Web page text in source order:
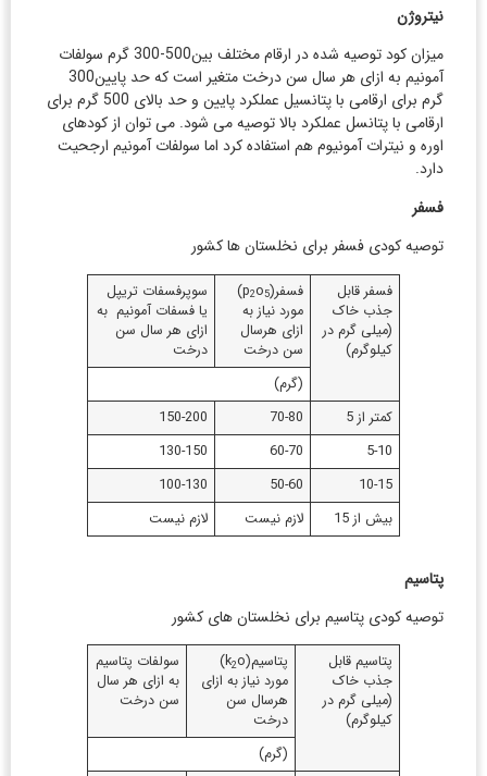
نیتروژن
میزان کود توصیه شده در ارقام مختلف بین500-300 گرم سولفات
آمونیم به ازای هر سال سن درخت متغیر است که حد پایین300
گرم برای ارقامی با پتانسیل عملکرد پایین و حد بالای 500 گرم برای
ارقامی با پتانسل عملکرد بالا توصیه می شود. می توان از کودهای
اوره و نیترات آمونیوم هم استفاده کرد اما سولفات آمونیم ارجحیت
دارد.
فسفر
توصیه کودی فسفر برای نخلستان ها کشور
فسفر قابل
جذب خاک
(میلی گرم در
کیلوگرم)
فسفر(p 2o5
)
مورد نیاز به
ازای هرسال
سن درخت
سوپرفسفات تریپل
یا فسفات آمونیم به
ازای هر سال سن
درخت
(گرم)
کمتر از 5
70-80
150-200
5-10
60-70
130-150
10-15
50-60
100-130
بیش از 15
لازم نیست لازم نیست
پتاسیم
توصیه کودی پتاسیم برای نخلستان های کشور
پتاسیم قابل
جذب خاک
(میلی گرم در
کیلوگرم)
پتاسیم(k 2
o)
مورد نیاز به ازای
هرسال سن
درخت
سولفات پتاسیم
به ازای هر سال
سن درخت
(گرم)